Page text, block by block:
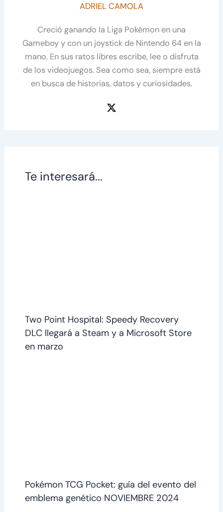
ADRIEL CAMOLA
Creció ganando la Liga Pokémon en una
Gameboy y con un joystick de Nintendo 64 en la
mano. En sus ratos libres escribe, lee o disfruta
de los videojuegos. Sea como sea, siempre está
en busca de historias, datos y curiosidades.
Te interesará...
​​Two Point Hospital: Speedy Recovery
DLC llegará a Steam y a Microsoft Store
en marzo
Pokémon TCG Pocket: guía del evento del
emblema genético NOVIEMBRE 2024